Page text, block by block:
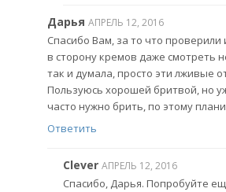
Дарья АПРЕЛЬ 12, 2016
Спасибо Вам, за то что проверили
в сторону кремов даже смотреть
так и думала, просто эти лживые
Пользуюсь хорошей бритвой, но
часто нужно брить, по этому
Ответить
Clever АПРЕЛЬ 12, 2016
Спасибо, Дарья. Попробуйте